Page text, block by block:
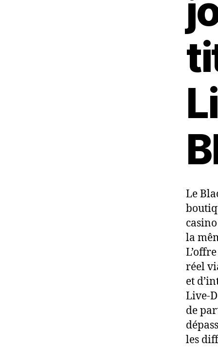
Le
la
réel
et
de
les